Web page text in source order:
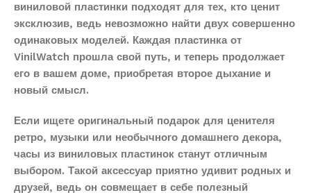
виниловой пластинки подходят для тех, кто ценит
эксклюзив, ведь невозможно найти двух совершенно
одинаковых моделей. Каждая пластинка от
VinilWatch прошла свой путь, и теперь продолжает
его в вашем доме, приобретая второе дыхание и
новый смысл.
Если ищете оригинальный подарок для ценителя
ретро, музыки или необычного домашнего декора,
часы из виниловых пластинок станут отличным
выбором. Такой аксессуар приятно удивит родных и
друзей, ведь он совмещает в себе полезный